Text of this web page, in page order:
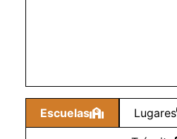
Escuelas Lugares